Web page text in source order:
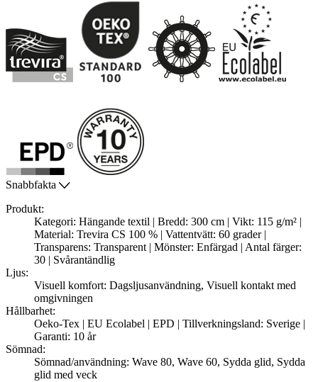
Snabbfakta
Produkt:
Kategori: Hängande textil | Bredd: 300 cm | Vikt: 115 g/m² |
Material: Trevira CS 100 % | Vattentvätt: 60 grader |
Transparens: Transparent | Mönster: Enfärgad | Antal färger:
30 | Svårantändlig
Ljus:
Visuell komfort: Dagsljusanvändning, Visuell kontakt med
omgivningen
Hållbarhet:
Oeko-Tex | EU Ecolabel | EPD | Tillverkningsland: Sverige |
Garanti: 10 år
Sömnad:
Sömnad/användning: Wave 80, Wave 60, Sydda glid, Sydda
glid med veck